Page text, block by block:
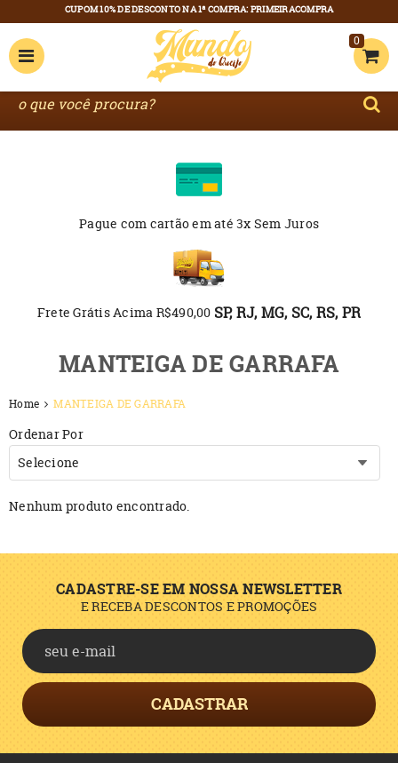
0
Pague com cartãoem até 3x Sem Juros
Frete Grátis Acima R$490,00 SP, RJ, MG, SC, RS, PR
MANTEIGA DE GARRAFA
Home MANTEIGA DE GARRAFA
Ordenar Por
Selecione
Nenhum produto encontrado.
CADASTRE-SE EM NOSSA NEWSLETTER
E RECEBA DESCONTOS E PROMOÇÕES
CADASTRAR